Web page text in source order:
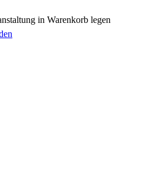
in Warenkorb legen